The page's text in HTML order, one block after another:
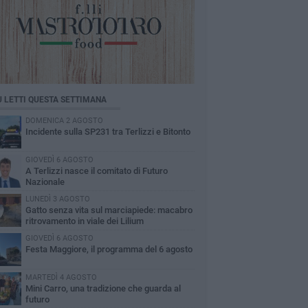
LETTI QUESTA SETTIMANA
DOMENICA 2 AGOSTO
Incidente sulla SP231 tra Terlizzi e Bitonto
GIOVEDÌ 6 AGOSTO
A Terlizzi nasce il comitato di Futuro
Nazionale
LUNEDÌ 3 AGOSTO
Gatto senza vita sul marciapiede: macabro
ritrovamento in viale dei Lilium
GIOVEDÌ 6 AGOSTO
Festa Maggiore, il programma del 6 agosto
MARTEDÌ 4 AGOSTO
Mini Carro, una tradizione che guarda al
futuro